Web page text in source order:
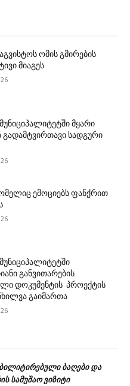
ომის გმირების
მიაგეს
მყარი
გადამტვირთავი სადგური
ემოციებს ფანქრით
განვითარების
დოკუმენტის პროექტის
გაიმართა
ბაღები და
სამუშაო ვიზიტი